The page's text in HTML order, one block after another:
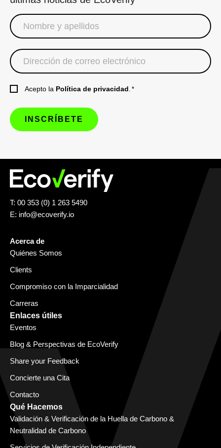
Acepto la Política de privacidad *
T: 00 353 (0) 1 263 5490
E: info@ecoverify.io
Acerca de
Quiénes Somos
Clients
Compromiso con la Imparcialidad
Carreras
Enlaces útiles
Eventos
Blog & Perspectivas de EcoVerify
Share your Feedback
Concierte una Cita
Contacto
Qué Hacemos
Validación & Verificación de la Huella de Carbono &
Neutralidad de Carbono